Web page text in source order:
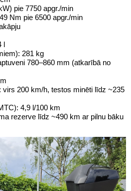
pie 7750 apgr./min
Nm pie 6500 apgr./min
l
281 kg
780–860 mm (atkarībā no
200 km/h, testos minēti līdz ~235
4,9 l/100 km
rezerve līdz ~490 km ar pilnu bāku